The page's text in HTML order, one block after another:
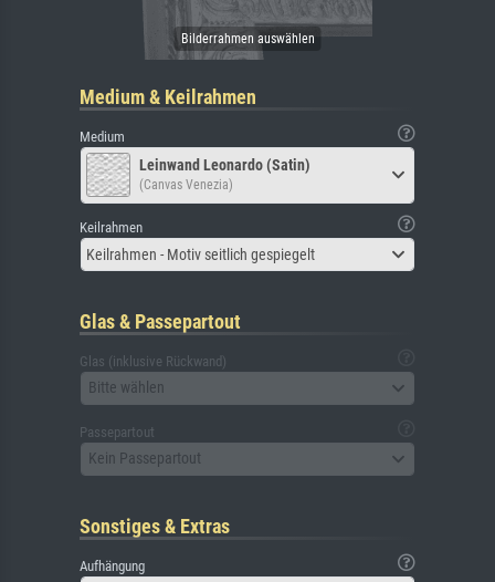
Medium & Keilrahmen
Medium
Leinwand Leonardo (Satin)
(Canvas Venezia)
Keilrahmen
Keilrahmen - Motiv seitlich gespiegelt
Glas & Passepartout
Glas (inklusive Rückwand)
Bitte wählen
Passepartout
Kein Passepartout
Sonstiges & Extras
Aufhängung